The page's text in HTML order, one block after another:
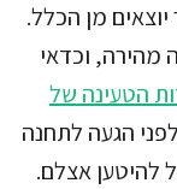
מן הכלל.
מהירה, וכדאי
הטעינה של
הגעה לתחנה
להיטען אצלם.